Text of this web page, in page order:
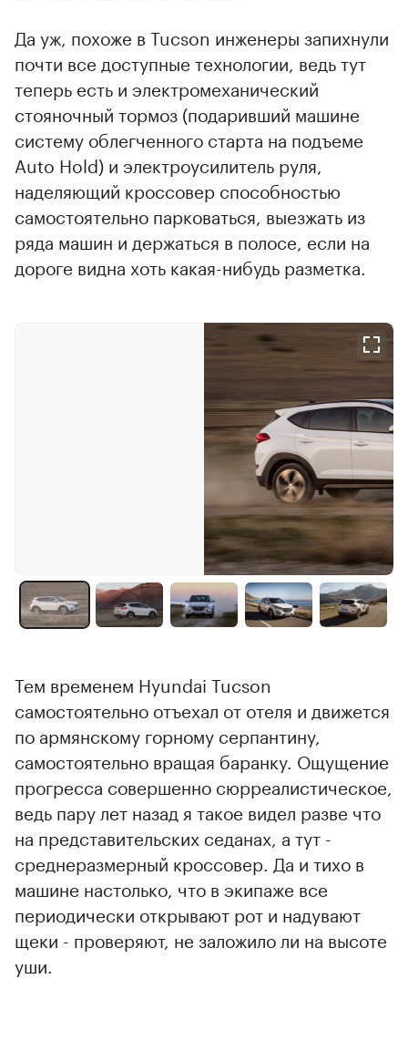
Да уж, похоже в Tucson инженеры запихнули
почти все доступные технологии, ведь тут
теперь есть и электромеханический
стояночный тормоз (подаривший машине
систему облегченного старта на подъеме
Auto Hold) и электроусилитель руля,
наделяющий кроссовер способностью
самостоятельно парковаться, выезжать из
ряда машин и держаться в полосе, если на
дороге видна хоть какая-нибудь разметка.
Тем временем Hyundai Tucson
самостоятельно отъехал от отеля и движется
по армянскому горному серпантину,
самостоятельно вращая баранку. Ощущение
прогресса совершенно сюрреалистическое,
ведь пару лет назад я такое видел разве что
на представительских седанах, а тут -
среднеразмерный кроссовер. Да и тихо в
машине настолько, что в экипаже все
периодически открывают рот и надувают
щеки - проверяют, не заложило ли на высоте
уши.